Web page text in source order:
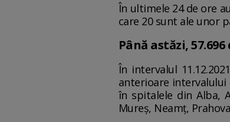
În ultimele 24 de ore
care 20 sunt ale unor
Până astăzi,
În intervalul
anterioare intervalului
în spitalele din Alba,
Mureș, Neamț,